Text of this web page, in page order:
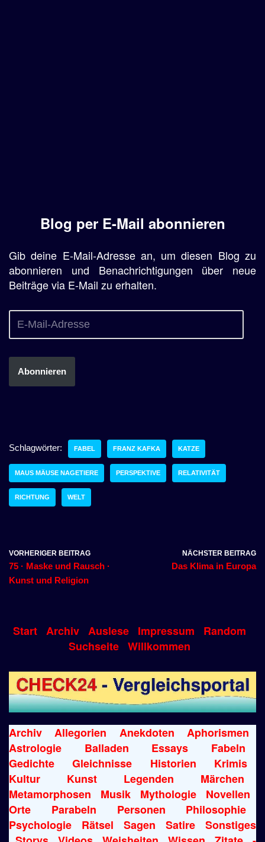
Blog per E-Mail abonnieren
Gib deine E-Mail-Adresse an, um diesen Blog zu
abonnieren und Benachrichtigungen über neue
Beiträge via E-Mail zu erhalten.
Abonnieren
Schlagwörter: FABEL FRANZ KAFKA KATZE
MAUS MÄUSE NAGETIERE PERSPEKTIVE RELATIVITÄT
RICHTUNG WELT
VORHERIGER BEITRAG
75 · Maske und Rausch ·
Kunst und Religion
NÄCHSTER BEITRAG
Das Klima in Europa
Start Archiv Auslese Impressum
Random
Suchseite Willkommen
Archiv Allegorien Anekdoten
Aphorismen
Astrologie
Balladen Essays
Fabeln
Gedichte
Gleichnisse Historien
Krimis
Kultur
Kunst Legenden
Märchen
Metamorphosen
Musik Mythologie
Novellen
Orte
Parabeln Personen
Philosophie
Psychologie
Rätsel Sagen Satire
Sonstiges